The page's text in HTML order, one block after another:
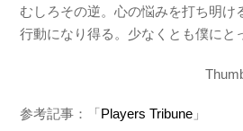
むしろその逆。心の悩みを打ち明け
行動になり得る。少なくとも僕にと
参考記事：「Players Tribune 」